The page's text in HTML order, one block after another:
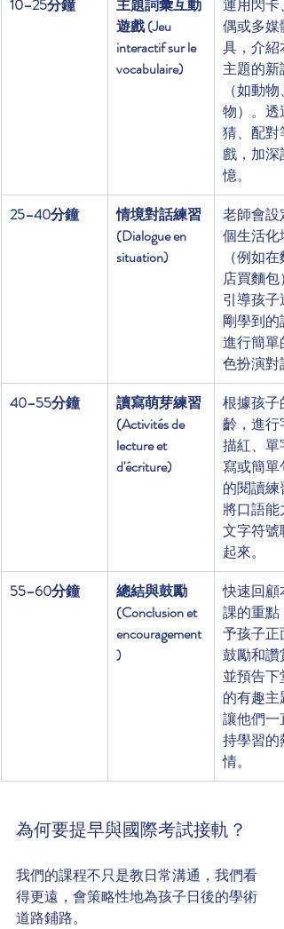
10–25分鐘
主題詞彙互動
遊戲 (Jeu
interactif sur le
vocabulaire)
運用閃卡
偶或多媒
具，介紹
主題的新
（如動物
物）。透
猜、配對
戲，加深記
憶。
25–40分鐘
情境對話練習
(Dialogue en
situation)
老師會設
個生活化
（例如在
店買麵包
引導孩子
剛學到的
進行簡單
色扮演對
40–55分鐘
讀寫萌芽練習
(Activités de
lecture et
d'écriture)
根據孩子
齡，進行
描紅、單
寫或簡單
的閱讀練
將口語能
文字符號
起來。
55–60分鐘
總結與鼓勵
(Conclusion et
encouragement
)
快速回顧
課的重點
予孩子正
鼓勵和讚
並預告下
的有趣主
讓他們一
持學習的熱
情。
為何要提早與國際考試接軌？
我們的課程不只是教日常溝通，我們看
得更遠，會策略性地為孩子日後的學術
道路鋪路。